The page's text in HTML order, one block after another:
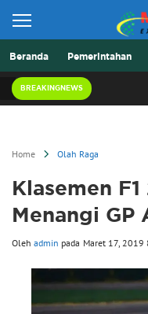
Malut Express
Beranda Pemerintahan
BREAKINGNEWS
Home Olah Raga
Klasemen
Menangi GP
Oleh admin pada Maret 17, 2019